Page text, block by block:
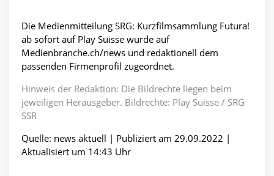
Die Medienmitteilung SRG: Kurzfilmsammlung Futura!
ab sofort auf Play Suisse wurde auf
Medienbranche.ch/news und redaktionell dem
passenden Firmenprofil zugeordnet.
Hinweis der Redaktion: Die Bildrechte liegen beim
jeweiligen Herausgeber. Bildrechte: Play Suisse / SRG
SSR
Quelle: news aktuell | Publiziert am 29.09.2022 |
Aktualisiert um 14:43 Uhr